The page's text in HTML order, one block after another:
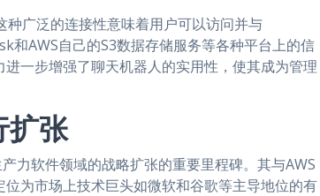
广泛的连接性意味着用户可以访问并与
AWS自己的S3数据存储服务等各种平台上的信
一步增强了聊天机器人的实用性，使其成为管理
扩张
力软件领域的战略扩张的重要里程碑。其与AWS
为市场上技术巨头如微软和谷歌等主导地位的有